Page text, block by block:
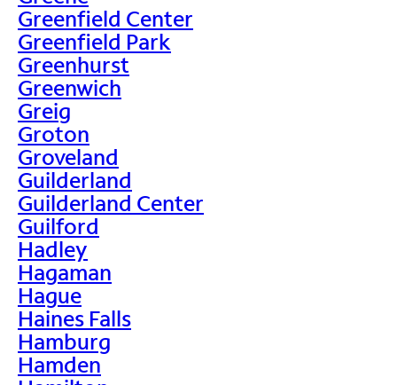
Greenfield Center
Greenfield Park
Greenhurst
Greenwich
Greig
Groton
Groveland
Guilderland
Guilderland Center
Guilford
Hadley
Hagaman
Hague
Haines Falls
Hamburg
Hamden